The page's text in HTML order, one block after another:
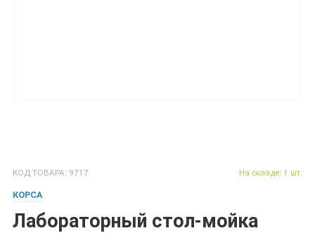
КОД ТОВАРА: 9717
КОРСА
Лабораторный стол-мойка
На складе: 1 шт.